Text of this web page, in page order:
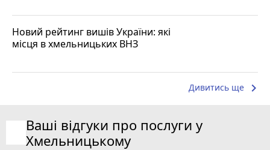
Новий рейтинг вишів України: які
місця в хмельницьких ВНЗ
Дивитись ще keyboard_arrow_right
Ваші відгуки про послуги у
Хмельницькому